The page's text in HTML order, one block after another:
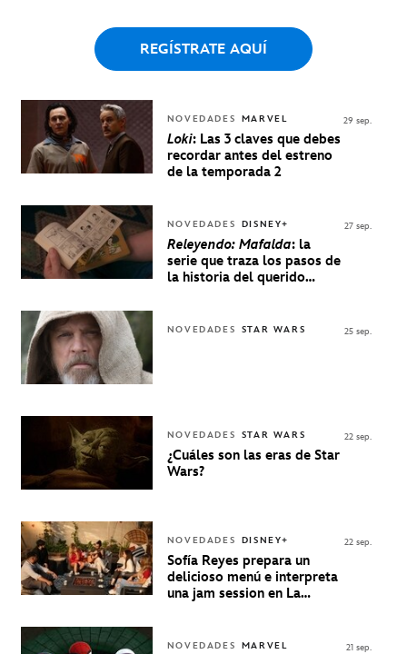
REGÍSTRATE AQUÍ
NOVEDADES MARVEL
Loki: Las 3 claves que debes
recordar antes del estreno
de la temporada 2
29 sep.
NOVEDADES DISNEY+
Releyendo: Mafalda: la
serie que traza los pasos de
la historia del querido
27 sep.
NOVEDADES STAR WARS 25 sep.
NOVEDADES STAR WARS
¿Cuáles son las eras de Star
Wars?
22 sep.
NOVEDADES DISNEY+
Sofía Reyes prepara un
delicioso menú e interpreta
una jam session en La
22 sep.
NOVEDADES MARVEL 21 sep.